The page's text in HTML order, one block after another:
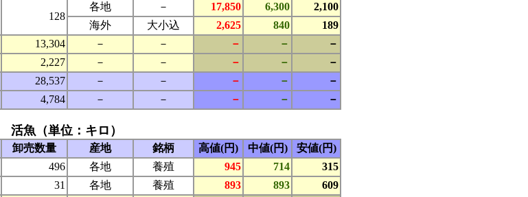
128
各地 － 17,850 6,300
2,100
海外
大小込 2,625 840
189
13,304 － － － －
－
2,227 － － － － －
28,537 － － － －
－
4,784 － － － － －
活魚（単位：キロ）
卸売数量 産地 銘柄 高値(円) 中値(円) 安値(円)
496 各地 養殖 945 714
315
31 各地 養殖 893 893
609